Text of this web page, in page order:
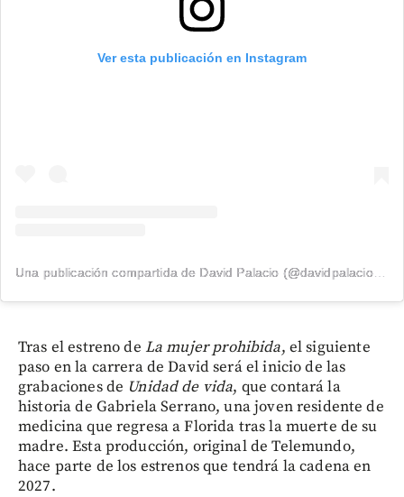
Ver esta publicación en Instagram
Una publicación compartida de David Palacio (@davidpalacio91)
Tras el estreno de La mujer prohibida, el siguiente
paso en la carrera de David será el inicio de las
grabaciones de Unidad de vida, que contará la
historia de Gabriela Serrano, una joven residente de
medicina que regresa a Florida tras la muerte de su
madre. Esta producción, original de Telemundo,
hace parte de los estrenos que tendrá la cadena en
2027.